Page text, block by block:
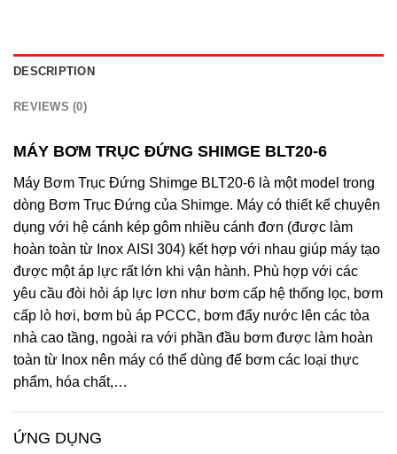
DESCRIPTION
REVIEWS (0)
MÁY BƠM TRỤC ĐỨNG SHIMGE BLT20-6
Máy Bơm Trục Đứng Shimge BLT20-6 là một model trong
dòng Bơm Trục Đứng của Shimge. Máy có thiết kế chuyên
dụng với hệ cánh kép gôm nhiều cánh đơn (được làm
hoàn toàn từ Inox AISI 304) kết hợp với nhau giúp máy tạo
được một áp lực rất lớn khi vận hành. Phù hợp với các
yêu cầu đòi hỏi áp lực lơn như bơm cấp hệ thống lọc, bơm
cấp lò hơi, bơm bù áp PCCC, bơm đẩy nước lên các tòa
nhà cao tầng, ngoài ra với phần đầu bơm được làm hoàn
toàn từ Inox nên máy có thể dùng để bơm các loại thực
phẩm, hóa chất,…
ỨNG DỤNG